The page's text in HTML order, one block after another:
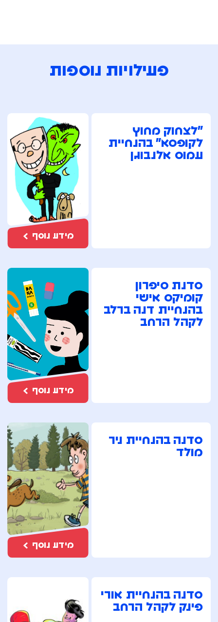
פעילויות נוספות
"לצחוק מחוץ
לקופסא" בהנחיית
עמוס אלנבוגן
מידע נוסף
סדנת סיפרון
קומיקס אישי
בהנחיית דנה ברלב
לקהל הרחב
מידע נוסף
סדנה בהנחיית ניר
מולד
מידע נוסף
סדנה בהנחיית אורי
פינק לקהל הרחב